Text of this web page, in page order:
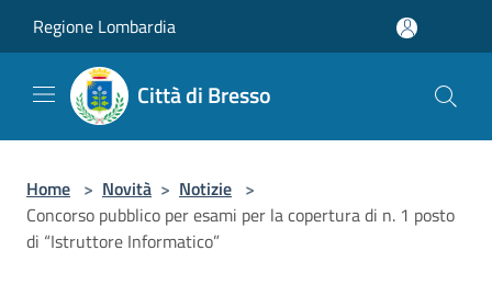
Regione Lombardia
Città di Bresso
Home > Novità > Notizie >
Concorso pubblico per esami per la copertura di n. 1 posto
di “Istruttore Informatico”